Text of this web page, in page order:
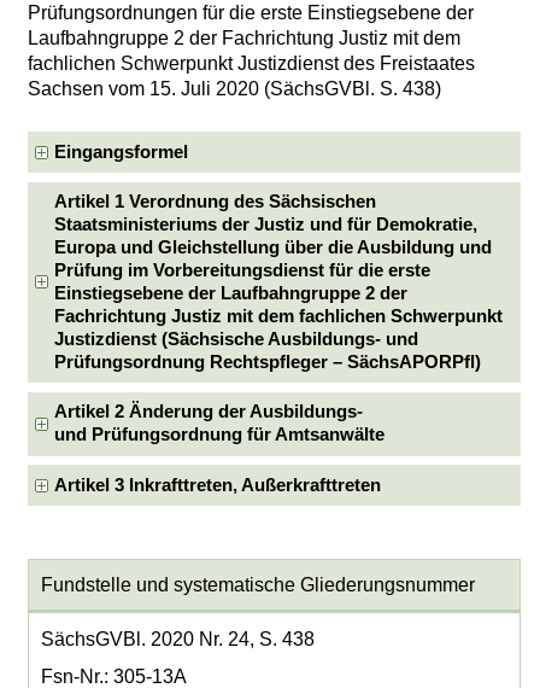
Prüfungsordnungen für die erste Einstiegsebene der
Laufbahngruppe 2 der Fachrichtung Justiz mit dem
fachlichen Schwerpunkt Justizdienst des Freistaates
Sachsen vom 15. Juli 2020 (SächsGVBl. S. 438)
Eingangsformel
Artikel 1 Verordnung des Sächsischen
Staatsministeriums der Justiz und für Demokratie,
Europa und Gleichstellung über die Ausbildung und
Prüfung im Vorbereitungsdienst für die erste
Einstiegsebene der Laufbahngruppe 2 der
Fachrichtung Justiz mit dem fachlichen Schwerpunkt
Justizdienst (Sächsische Ausbildungs- und
Prüfungsordnung Rechtspfleger – SächsAPORPfl)
Artikel 2 Änderung der Ausbildungs-
und Prüfungsordnung für Amtsanwälte
Artikel 3 Inkrafttreten, Außerkrafttreten
Fundstelle und systematische Gliederungsnummer
SächsGVBl. 2020 Nr. 24, S. 438
Fsn-Nr.: 305-13A